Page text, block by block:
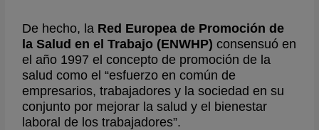
De hecho, la Red Europea de Promoción de
la Salud en el Trabajo (ENWHP)consensuó en
el año 1997 el concepto de promoción de la
salud como el “esfuerzo en común de
empresarios, trabajadores y la sociedad en su
conjunto por mejorar la salud y el bienestar
laboral de los trabajadores”.